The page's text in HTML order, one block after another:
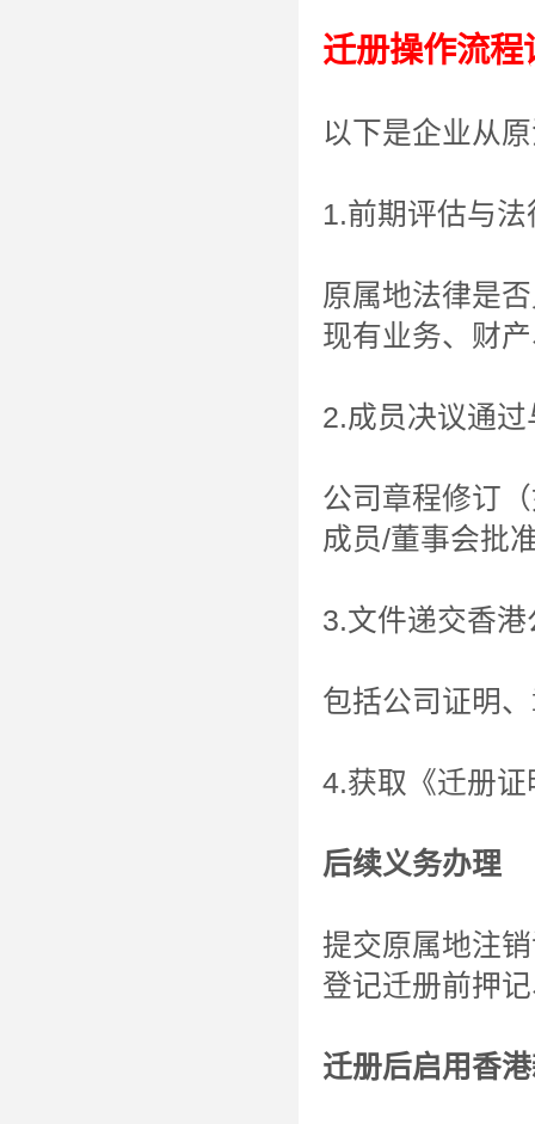
迁册操作流程
以下是企业从
1.前期评估与法
原属地法律是
现有业务、财
2.成员决议通
公司章程修订
成员/董事会批
3.文件递交香
包括公司证明
4.获取《迁册
后续义务办理
提交原属地注
登记迁册前押
迁册后启用香